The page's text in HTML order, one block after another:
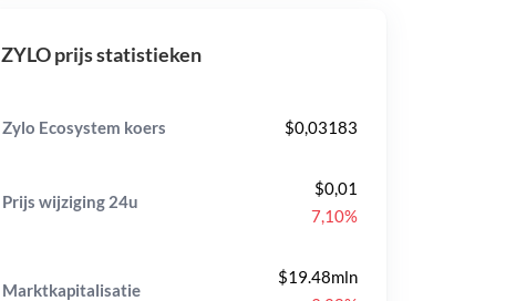
ZYLO prijs statistieken
Zylo Ecosystem koers $0,03183
Prijs wijziging 24u
$0,01
7,10%
Marktkapitalisatie
$19.48mln